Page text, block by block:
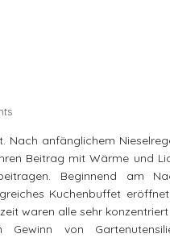
Nach anfänglichem
Beitrag mit Wärme und
Beginnend am
Kuchenbuffet
waren alle sehr
Gewinn von